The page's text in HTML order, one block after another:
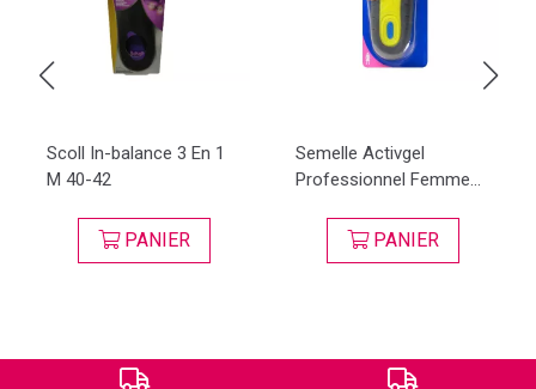
Scoll In-balance 3 En 1
M 40-42
PANIER
Semelle Activgel
Professionnel Femme...
PANIER